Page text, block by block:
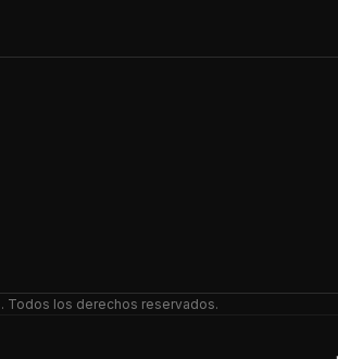
. Todos los derechos reservados.